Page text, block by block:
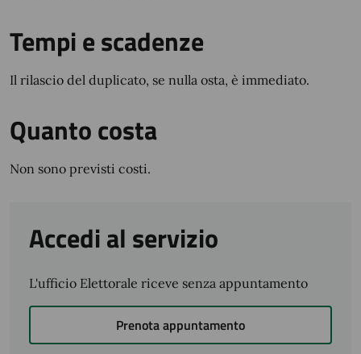
Tempi e scadenze
Il rilascio del duplicato, se nulla osta, è immediato.
Quanto costa
Non sono previsti costi.
Accedi al servizio
L'ufficio Elettorale riceve senza appuntamento
Prenota appuntamento